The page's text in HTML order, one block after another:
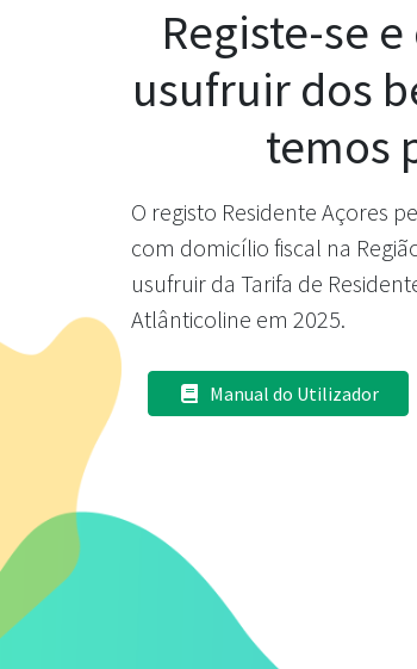
Registe-se
usufruir dos
temos
O registo Residente Açores
com domicílio fiscal na
usufruir da Tarifa de
Atlânticoline em 2025.
Manual do Utilizador